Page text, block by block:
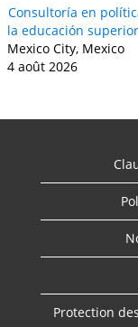
Consultoría en
la educación
Mexico City, Mexico
4 août 2026
Protection